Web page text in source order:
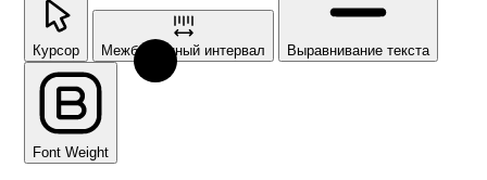
Курсор Межбуквенный интервал Выравнивание текста
Font Weight